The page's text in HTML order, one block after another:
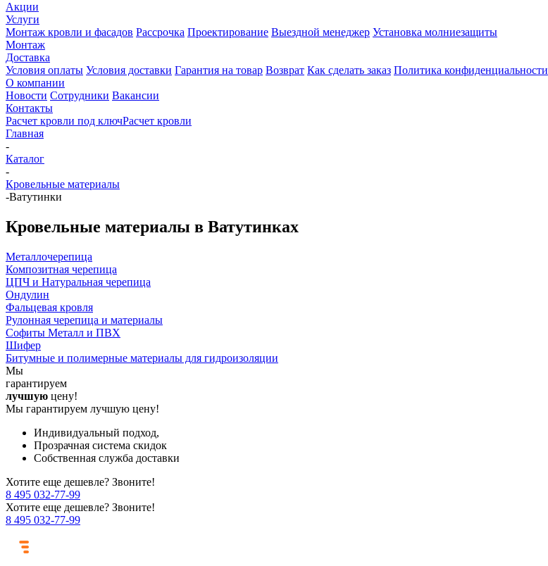
Акции
Услуги
Монтаж кровли и фасадов Рассрочка Проектирование Выездной менеджер Установка молниезащиты
Монтаж
Доставка
Условия оплаты Условия доставки Гарантия на товар Возврат Как сделать заказ Политика конфиденциальности
О компании
Новости Сотрудники Вакансии
Контакты
Расчет кровли под ключРасчет кровли
Главная
-
Каталог
-
Кровельные материалы
-Ватутинки
Кровельные материалы в Ватутинках
Металлочерепица
Композитная черепица
ЦПЧ и Натуральная черепица
Ондулин
Фальцевая кровля
Рулонная черепица и материалы
Софиты Металл и ПВХ
Шифер
Битумные и полимерные материалы для гидроизоляции
Мы
гарантируем
лучшую цену!
Мы гарантируем лучшую цену!
Индивидуальный подход,
Прозрачная система скидок
Собственная служба доставки
Хотите еще дешевле? Звоните!
8 495 032-77-99
Хотите еще дешевле? Звоните!
8 495 032-77-99